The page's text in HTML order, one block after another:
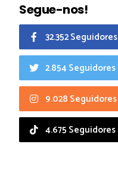
Segue-nos!
32.352 Seguidores
2.854 Seguidores
9.028 Seguidores
4.675 Seguidores